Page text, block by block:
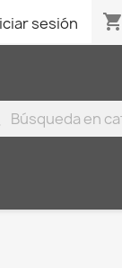
sesión shopping_cart